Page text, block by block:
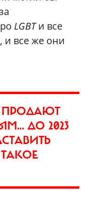
LGBTи все
и все же они
ПРОДАЮТ
ДО 2023